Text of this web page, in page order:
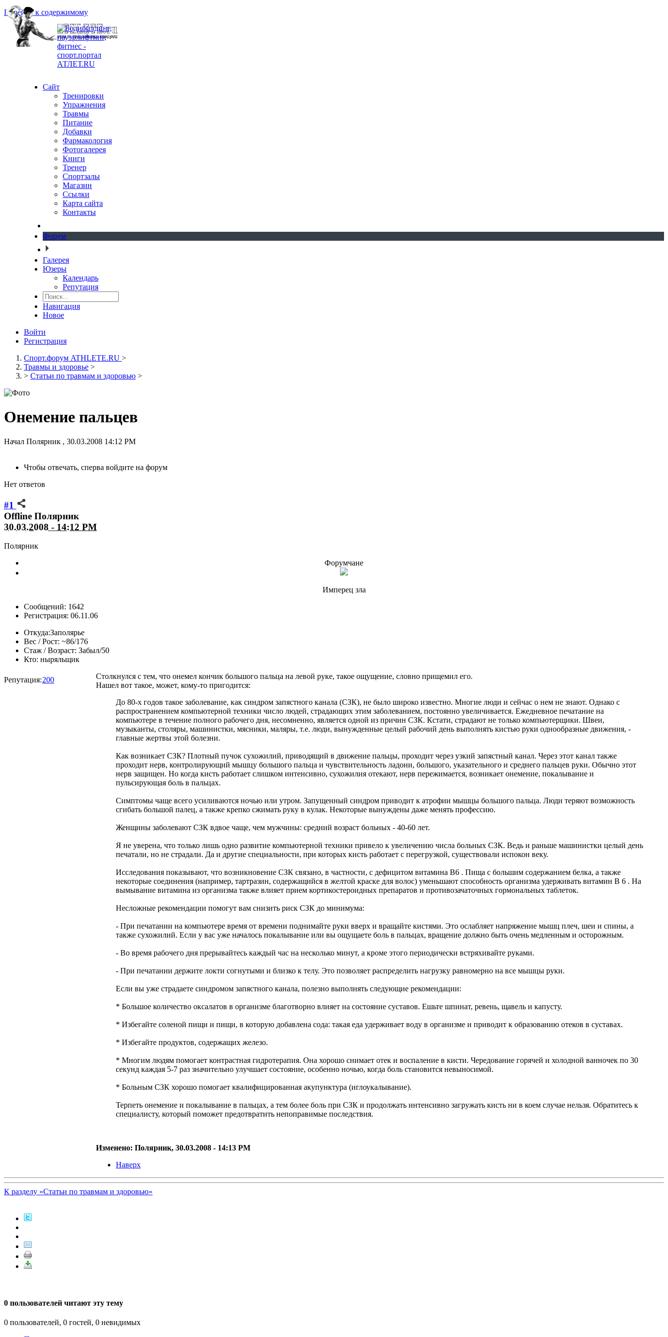
Перейти к содержимому
Сайт
Тренировки
Упражнения
Травмы
Питание
Добавки
Фармакология
Фотогалерея
Книги
Тренер
Спортзалы
Магазин
Ссылки
Карта сайта
Контакты
Форум
Галерея
Юзеры
Календарь
Репутация
Навигация
Новое
Войти
Регистрация
Спорт.форум ATHLETE.RU >
Травмы и здоровье >
> Статьи по травмам и здоровью >
Онемение пальцев
Начал Полярник , 30.03.2008 14:12 PM
Чтобы отвечать, сперва войдите на форум
Нет ответов
#1
Offline Полярник
30.03.2008 - 14:12 PM
Полярник
Форумчане
Имперец зла
Сообщений: 1642
Регистрация: 06.11.06
Откуда:Заполярье
Вес / Рост: ~86/176
Стаж / Возраст: Забыл/50
Кто: ныряльщик
Репутация:200
Столкнулся с тем, что онемел кончик большого пальца на левой руке, такое ощущение, словно прищемил его.
Нашел вот такое, может, кому-то пригодится:
До 80-х годов такое заболевание, как синдром запястного канала (СЗК), не было широко известно. Многие люди и сейчас о нем не знают. Однако с
распространением компьютерной техники число людей, страдающих этим заболеванием, постоянно увеличивается. Ежедневное печатание на
компьютере в течение полного рабочего дня, несомненно, является одной из причин СЗК. Кстати, страдают не только компьютерщики. Швеи,
музыканты, столяры, машинистки, мясники, маляры, т.е. люди, вынужденные целый рабочий день выполнять кистью руки однообразные движения, -
главные жертвы этой болезни.
Как возникает СЗК? Плотный пучок сухожилий, приводящий в движение пальцы, проходит через узкий запястный канал. Через этот канал также
проходит нерв, контролирующий мышцу большого пальца и чувствительность ладони, большого, указательного и среднего пальцев руки. Обычно этот
нерв защищен. Но когда кисть работает слишком интенсивно, сухожилия отекают, нерв пережимается, возникает онемение, покалывание и
пульсирующая боль в пальцах.
Симптомы чаще всего усиливаются ночью или утром. Запущенный синдром приводит к атрофии мышцы большого пальца. Люди теряют возможность
сгибать большой палец, а также крепко сжимать руку в кулак. Некоторые вынуждены даже менять профессию.
Женщины заболевают СЗК вдвое чаще, чем мужчины: средний возраст больных - 40-60 лет.
Я не уверена, что только лишь одно развитие компьютерной техники привело к увеличению числа больных СЗК. Ведь и раньше машинистки целый день
печатали, но не страдали. Да и другие специальности, при которых кисть работает с перегрузкой, существовали испокон веку.
Исследования показывают, что возникновение СЗК связано, в частности, с дефицитом витамина В6 . Пища с большим содержанием белка, а также
некоторые соединения (например, тартразин, содержащийся в желтой краске для волос) уменьшают способность организма удерживать витамин В 6 . На
вымывание витамина из организма также влияет прием кортикостероидных препаратов и противозачаточных гормональных таблеток.
Несложные рекомендации помогут вам снизить риск СЗК до минимума:
- При печатании на компьютере время от времени поднимайте руки вверх и вращайте кистями. Это ослабляет напряжение мышц плеч, шеи и спины, а
также сухожилий. Если у вас уже началось покалывание или вы ощущаете боль в пальцах, вращение должно быть очень медленным и осторожным.
- Во время рабочего дня прерывайтесь каждый час на несколько минут, а кроме этого периодически встряхивайте руками.
- При печатании держите локти согнутыми и близко к телу. Это позволяет распределить нагрузку равномерно на все мышцы руки.
Если вы уже страдаете синдромом запястного канала, полезно выполнять следующие рекомендации:
* Большое количество оксалатов в организме благотворно влияет на состояние суставов. Ешьте шпинат, ревень, щавель и капусту.
* Избегайте соленой пищи и пищи, в которую добавлена сода: такая еда удерживает воду в организме и приводит к образованию отеков в суставах.
* Избегайте продуктов, содержащих железо.
* Многим людям помогает контрастная гидротерапия. Она хорошо снимает отек и воспаление в кисти. Чередование горячей и холодной ванночек по 30
секунд каждая 5-7 раз значительно улучшает состояние, особенно ночью, когда боль становится невыносимой.
* Больным СЗК хорошо помогает квалифицированная акупунктура (иглоукалывание).
Терпеть онемение и покалывание в пальцах, а тем более боль при СЗК и продолжать интенсивно загружать кисть ни в коем случае нельзя. Обратитесь к
специалисту, который поможет предотвратить непоправимые последствия.
Изменено: Полярник, 30.03.2008 - 14:13 PM
Наверх
К разделу «Статьи по травмам и здоровью»
0 пользователей читают эту тему
0 пользователей, 0 гостей, 0 невидимых